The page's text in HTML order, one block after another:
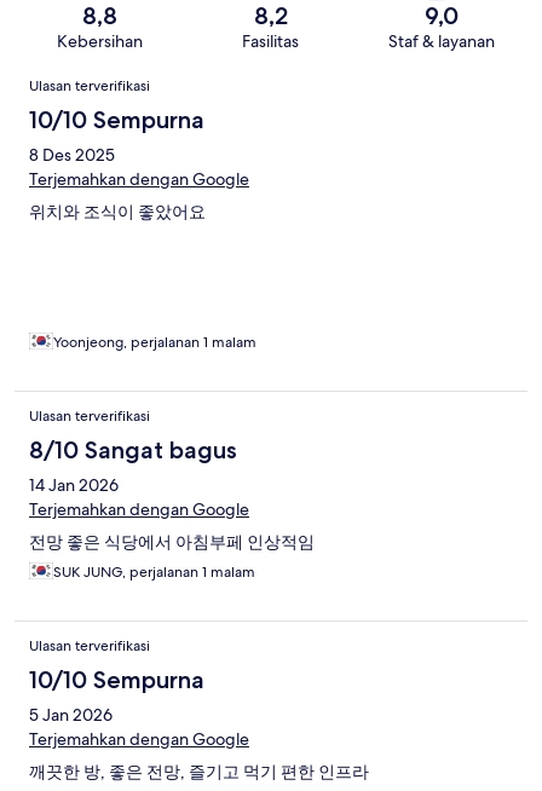
8,8
Kebersihan
8,2
Fasilitas
9,0
Staf & layanan
Ulasan
Ulasan terverifikasi
10/10 Sempurna
8 Des 2025
Terjemahkan dengan Google
위치와 조식이 좋았어요
Yoonjeong, perjalanan 1 malam
Ulasan terverifikasi
8/10 Sangat bagus
14 Jan 2026
Terjemahkan dengan Google
전망 좋은 식당에서 아침부페 인상적임
SUK JUNG, perjalanan 1 malam
Ulasan terverifikasi
10/10 Sempurna
5 Jan 2026
Terjemahkan dengan Google
깨끗한 방, 좋은 전망, 즐기고 먹기 편한 인프라